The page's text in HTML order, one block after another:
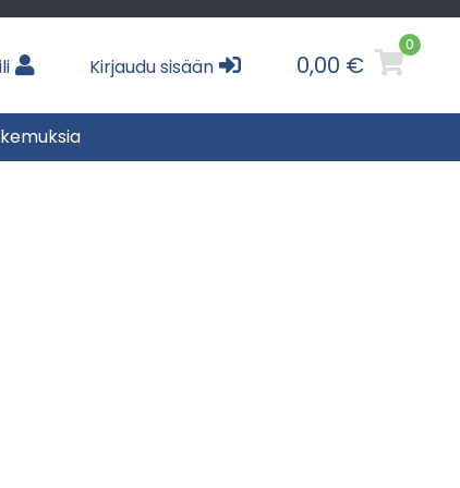
Kirjaudu sisään 0,00 €
0